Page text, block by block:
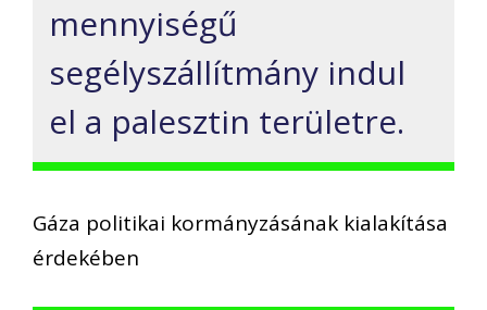
mennyiségű
segélyszállítmány indul
el a palesztin területre.
Gáza politikai kormányzásának kialakítása
érdekében